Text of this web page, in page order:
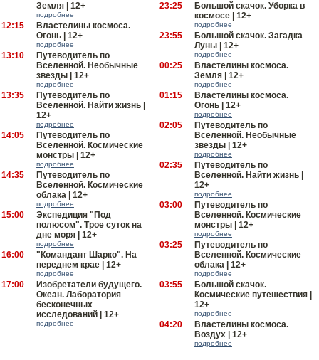
Земля | 12+
подробнее
12:15
Властелины космоса.
Огонь | 12+
подробнее
13:10
Путеводитель по
Вселенной. Необычные
звезды | 12+
подробнее
13:35
Путеводитель по
Вселенной. Найти жизнь |
12+
подробнее
14:05
Путеводитель по
Вселенной. Космические
монстры | 12+
подробнее
14:35
Путеводитель по
Вселенной. Космические
облака | 12+
подробнее
15:00
Экспедиция "Под
полюсом". Трое суток на
дне моря | 12+
подробнее
16:00
"Командант Шарко". На
переднем крае | 12+
подробнее
17:00
Изобретатели будущего.
Океан. Лаборатория
бесконечных
исследований | 12+
подробнее
23:25
Большой скачок. Уборка в
космосе | 12+
подробнее
23:55
Большой скачок. Загадка
Луны | 12+
подробнее
00:25
Властелины космоса.
Земля | 12+
подробнее
01:15
Властелины космоса.
Огонь | 12+
подробнее
02:05
Путеводитель по
Вселенной. Необычные
звезды | 12+
подробнее
02:35
Путеводитель по
Вселенной. Найти жизнь |
12+
подробнее
03:00
Путеводитель по
Вселенной. Космические
монстры | 12+
подробнее
03:25
Путеводитель по
Вселенной. Космические
облака | 12+
подробнее
03:55
Большой скачок.
Космические путешествия |
12+
подробнее
04:20
Властелины космоса.
Воздух | 12+
подробнее